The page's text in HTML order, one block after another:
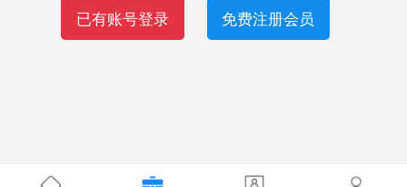
已有账号登录 免费注册会员